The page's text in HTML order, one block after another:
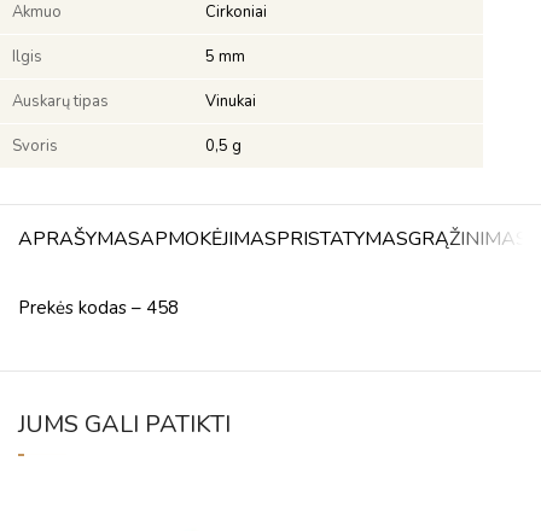
Akmuo Cirkoniai
Ilgis 5 mm
Auskarų tipas Vinukai
Svoris 0,5 g
APRAŠYMASAPMOKĖJIMASPRISTATYMASGRĄŽINIMAS
Prekės kodas – 458
JUMS GALI PATIKTI